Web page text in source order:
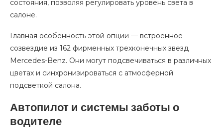
состояния, позволяя регулировать уровень света в
салоне.
Главная особенность этой опции — встроенное
созвездие из 162 фирменных трехконечных звезд
Mercedes-Benz. Они могут подсвечиваться в различных
цветах и синхронизироваться с атмосферной
подсветкой салона.
Автопилот и системы заботы о
водителе